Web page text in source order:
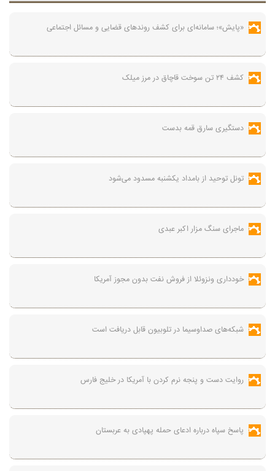
«پایش»؛ سامانه‌ای برای کشف روندهای قضایی و مسائل اجتماعی
کشف ۲۴ تن سوخت قاچاق در مرز میلک
دستگیری سارق قمه بدست
تونل توحید از بامداد یکشنبه مسدود می‌شود
ماجرای سنگ مزار اکبر عبدی
خودداری ونزوئلا از فروش نفت بدون مجوز آمریکا
شبکه‌های صداوسیما در تلوبیون قابل دریافت است
روایت دست و پنجه نرم کردن با آمریکا در خلیج فارس
پاسخ سپاه درباره ادعای حمله پهپادی به عربستان